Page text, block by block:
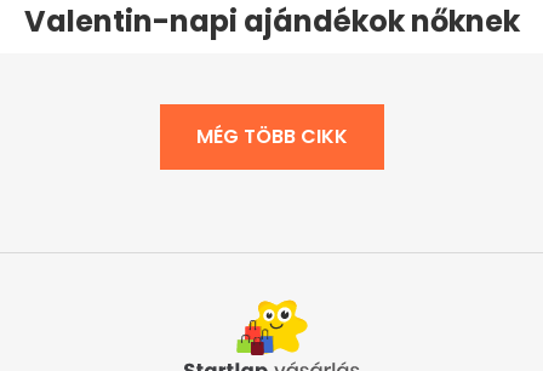
Valentin-napi ajándékok nőknek
MÉG TÖBB CIKK